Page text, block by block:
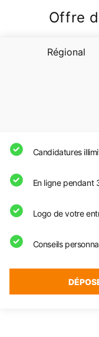
Offre
Régional
Candidatures
En ligne pendant
Logo de votre
Conseils